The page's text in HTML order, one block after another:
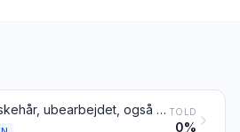
Menneskehår, ubearbejdet, også vasket eller affedtet; affald af menneskehår TOLD
0%